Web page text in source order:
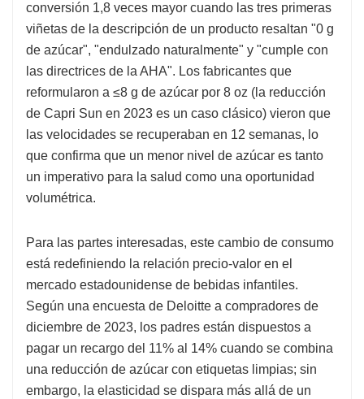
conversión 1,8 veces mayor cuando las tres primeras
viñetas de la descripción de un producto resaltan "0 g
de azúcar", "endulzado naturalmente" y "cumple con
las directrices de la AHA". Los fabricantes que
reformularon a ≤8 g de azúcar por 8 oz (la reducción
de Capri Sun en 2023 es un caso clásico) vieron que
las velocidades se recuperaban en 12 semanas, lo
que confirma que un menor nivel de azúcar es tanto
un imperativo para la salud como una oportunidad
volumétrica.
Para las partes interesadas, este cambio de consumo
está redefiniendo la relación precio-valor en el
mercado estadounidense de bebidas infantiles.
Según una encuesta de Deloitte a compradores de
diciembre de 2023, los padres están dispuestos a
pagar un recargo del 11% al 14% cuando se combina
una reducción de azúcar con etiquetas limpias; sin
embargo, la elasticidad se dispara más allá de un